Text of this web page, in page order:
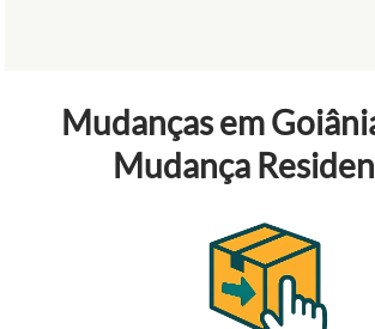
Mudanças em
Mudança